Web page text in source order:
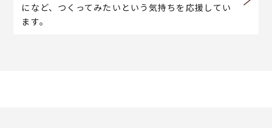
になど、つくってみたいという気持ちを応援してい
ます。